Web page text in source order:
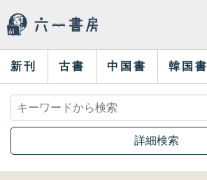
新刊 古書 中国書 韓国書
詳細検索